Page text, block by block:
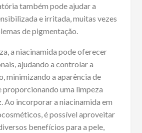
também pode ajudar a
e irritada, muitas vezes
de pigmentação.
a niacinamida pode oferecer
ajudando a controlar a
minimizando a aparência de
proporcionando uma limpeza
Ao incorporar a niacinamida em
é possível aproveitar
benefícios para a pele,